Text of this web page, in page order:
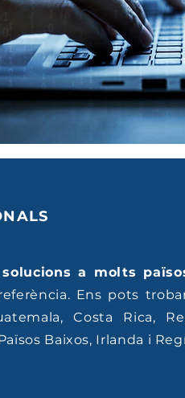
a molts
Ens pots
Costa Rica,
Baixos, Irlanda i